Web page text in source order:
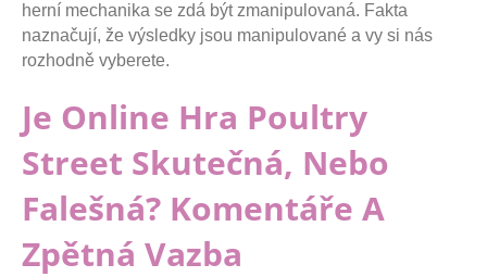
herní mechanika se zdá být zmanipulovaná. Fakta
naznačují, že výsledky jsou manipulované a vy si nás
rozhodně vyberete.
Je Online Hra Poultry
Street Skutečná, Nebo
Falešná? Komentáře A
Zpětná Vazba